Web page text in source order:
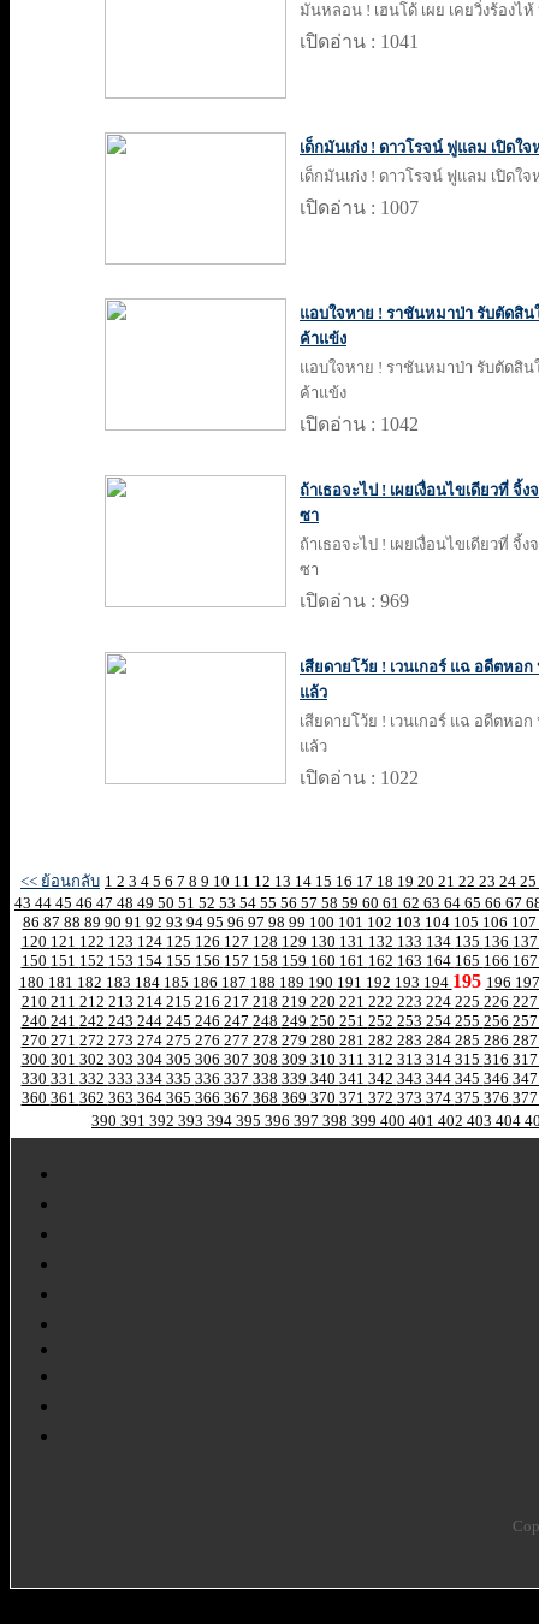
มันหลอน ! เฮนโด้ เผย เคยวิ่งร้อง
เปิดอ่าน : 1041
เด็กมันเก่ง ! ดาวโรจน์ ฟูแลม เปิดใ
เด็กมันเก่ง ! ดาวโรจน์ ฟูแลม เปิดใ
เปิดอ่าน : 1007
แอบใจหาย ! ราชันหมาป่า รับตัดสิ
ค้าแข้ง
แอบใจหาย ! ราชันหมาป่า รับตัดสิ
ค้าแข้ง
เปิดอ่าน : 1042
ถ้าเธอจะไป ! เผยเงื่อนไขเดียวที่ จิ้
ซา
ถ้าเธอจะไป ! เผยเงื่อนไขเดียวที่ จิ้
ซา
เปิดอ่าน : 969
เสียดายโว้ย ! เวนเกอร์ แฉ อดีตหอ
แล้ว
เสียดายโว้ย ! เวนเกอร์ แฉ อดีตหอ
แล้ว
เปิดอ่าน : 1022
<< ย้อนกลับ 1 2 3 4 5 6 7 8 9 10 11 12 13 14 15 16 17 18 19 20 21 22 23 24 25
43 44 45 46 47 48 49 50 51 52 53 54 55 56 57 58 59 60 61 62 63 64 65 66 67
86 87 88 89 90 91 92 93 94 95 96 97 98 99 100 101 102 103 104 105 106 107
120 121 122 123 124 125 126 127 128 129 130 131 132 133 134 135 136
150 151 152 153 154 155 156 157 158 159 160 161 162 163 164 165 166
180 181 182 183 184 185 186 187 188 189 190 191 192 193 194 195 196
210 211 212 213 214 215 216 217 218 219 220 221 222 223 224 225 226
240 241 242 243 244 245 246 247 248 249 250 251 252 253 254 255 256
270 271 272 273 274 275 276 277 278 279 280 281 282 283 284 285 286
300 301 302 303 304 305 306 307 308 309 310 311 312 313 314 315 316
330 331 332 333 334 335 336 337 338 339 340 341 342 343 344 345 346
360 361 362 363 364 365 366 367 368 369 370 371 372 373 374 375 376
390 391 392 393 394 395 396 397 398 399 400 401 402 403 404